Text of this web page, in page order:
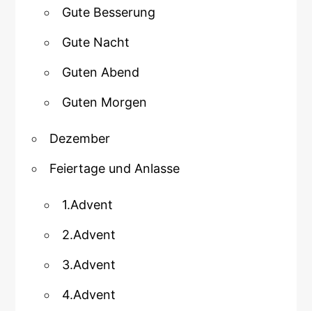
Gute Besserung
Gute Nacht
Guten Abend
Guten Morgen
Dezember
Feiertage und Anlasse
1.Advent
2.Advent
3.Advent
4.Advent